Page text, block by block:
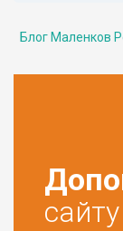
Блог Маленков
сайту